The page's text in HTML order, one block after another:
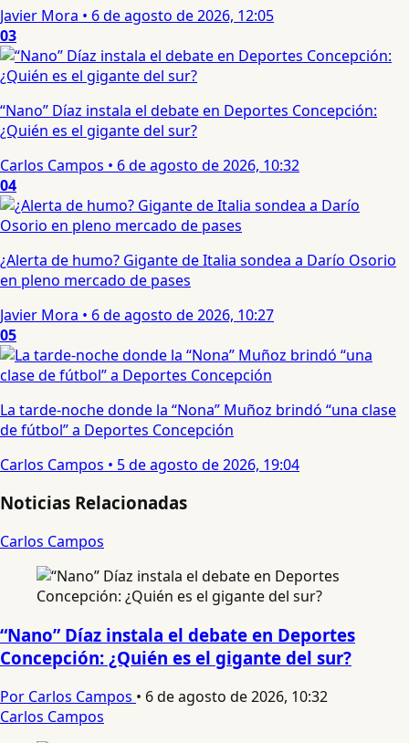
Javier Mora • 6 de agosto de 2026, 12:05
03
“Nano” Díaz instala el debate en Deportes Concepción:
¿Quién es el gigante del sur?
Carlos Campos • 6 de agosto de 2026, 10:32
04
¿Alerta de humo? Gigante de Italia sondea a Darío Osorio
en pleno mercado de pases
Javier Mora • 6 de agosto de 2026, 10:27
05
La tarde-noche donde la “Nona” Muñoz brindó “una clase
de fútbol” a Deportes Concepción
Carlos Campos • 5 de agosto de 2026, 19:04
Noticias Relacionadas
Carlos Campos
“Nano” Díaz instala el debate en Deportes
Concepción: ¿Quién es el gigante del sur?
Por Carlos Campos • 6 de agosto de 2026, 10:32
Carlos Campos